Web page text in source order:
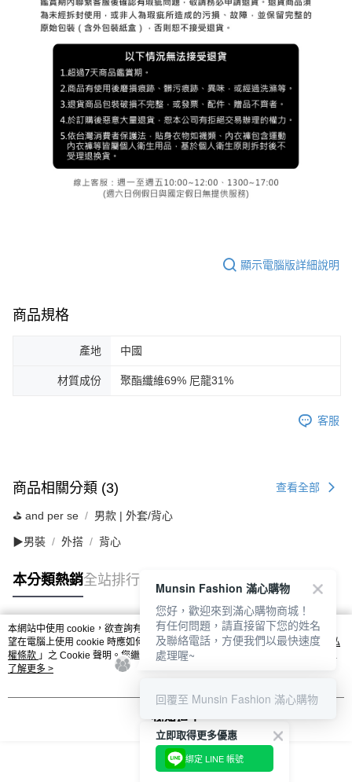
顯示電腦版詳細說明
商品規格
產地 中國
材質成份 聚酯纖維69% 尼龍31%
客服
商品相關分類 (3) 查看全部
⛳️ and per se 男款 | 外套/背心
▶男裝 外搭 背心
本分類熱銷全站排行
熱門標籤
本網站中使用 cookie，欲查詢有關本網站使用 cookie 方式之詳情，及若您不希
望在電腦上使用 cookie 時應如何變更電腦的 cookie 設定，請參閱本網站「
隱私
權條款 」之 Cookie 聲明。您繼續使用本網站即表示您同意本公司得按本網站使
用條款之 Cookie 聲明使用 cookie。
了解更多 >
我知道了
立即取得更多優惠
綁定 LINE 帳號
Munsin Fashion 滿心購物
您好，歡迎來到滿心購物商城！
有任何問題，請直接留下您的姓名
及聯絡電話，方便我們以最快速度
處理喔~
回覆至 Munsin Fashion 滿心購物